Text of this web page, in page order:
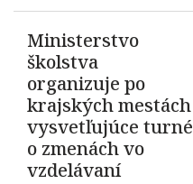
Ministerstvo
školstva
organizuje po
krajských mestách
vysvetľujúce turné
o zmenách vo
vzdelávaní